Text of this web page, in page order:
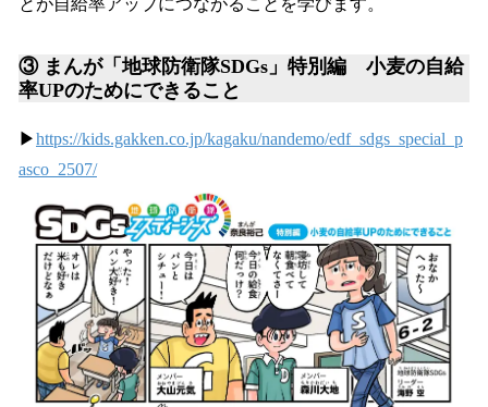
とが自給率アップにつながることを学びます。
③ まんが「地球防衛隊SDGs」特別編 小麦の自給
率UPのためにできること
▶https://kids.gakken.co.jp/kagaku/nandemo/edf_sdgs_special_p
asco_2507/